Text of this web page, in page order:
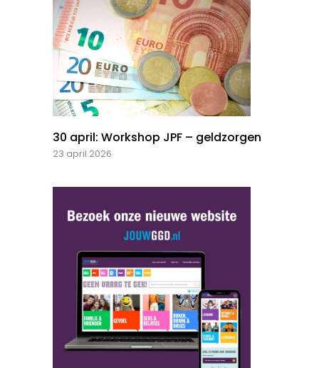
30 april: Workshop JPF – geldzorgen
23 april 2026